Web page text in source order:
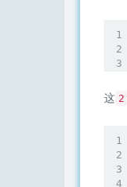
这 2